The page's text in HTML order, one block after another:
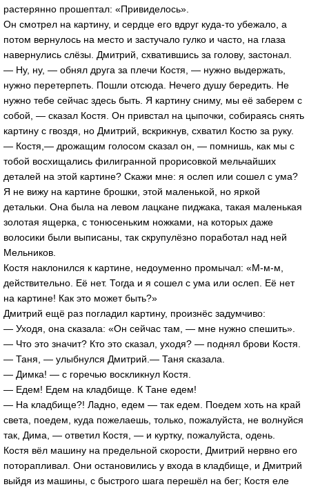
растерянно прошептал: «Привиделось».
Он смотрел на картину, и сердце его вдруг куда-то убежало, а
потом вернулось на место и застучало гулко и часто, на глаза
навернулись слёзы. Дмитрий, схватившись за голову, застонал.
— Ну, ну, — обнял друга за плечи Костя, — нужно выдержать,
нужно перетерпеть. Пошли отсюда. Нечего душу бередить. Не
нужно тебе сейчас здесь быть. Я картину сниму, мы её заберем с
собой, — сказал Костя. Он привстал на цыпочки, собираясь снять
картину с гвоздя, но Дмитрий, вскрикнув, схватил Костю за руку.
— Костя,— дрожащим голосом сказал он, — помнишь, как мы с
тобой восхищались филигранной прорисовкой мельчайших
деталей на этой картине? Скажи мне: я ослеп или сошел с ума?
Я не вижу на картине брошки, этой маленькой, но яркой
детальки. Она была на левом лацкане пиджака, такая маленькая
золотая ящерка, с тонюсеньким ножками, на которых даже
волосики были выписаны, так скрупулёзно поработал над ней
Мельников.
Костя наклонился к картине, недоуменно промычал: «М-м-м,
действительно. Её нет. Тогда и я сошел с ума или ослеп. Её нет
на картине! Как это может быть?»
Дмитрий ещё раз погладил картину, произнёс задумчиво:
— Уходя, она сказала: «Он сейчас там, — мне нужно спешить».
— Что это значит? Кто это сказал, уходя? — поднял брови Костя.
— Таня, — улыбнулся Дмитрий.— Таня сказала.
— Димка! — с горечью воскликнул Костя.
— Едем! Едем на кладбище. К Тане едем!
— На кладбище?! Ладно, едем — так едем. Поедем хоть на край
света, поедем, куда пожелаешь, только, пожалуйста, не волнуйся
так, Дима, — ответил Костя, — и куртку, пожалуйста, одень.
Костя вёл машину на предельной скорости, Дмитрий нервно его
поторапливал. Они остановились у входа в кладбище, и Дмитрий
выйдя из машины, с быстрого шага перешёл на бег; Костя еле